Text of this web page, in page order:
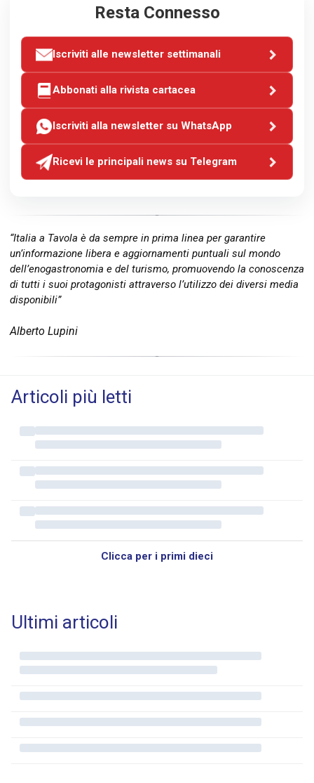
Resta Connesso
Iscriviti alle newsletter settimanali
Abbonati alla rivista cartacea
Iscriviti alla newsletter su WhatsApp
Ricevi le principali news su Telegram
“Italia a Tavola è da sempre in prima linea per garantire
un’informazione libera e aggiornamenti puntuali sul mondo
dell’enogastronomia e del turismo, promuovendo la conoscenza
di tutti i suoi protagonisti attraverso l’utilizzo dei diversi media
disponibili”
Alberto Lupini
Articoli più letti
Clicca per i primi dieci
Ultimi articoli